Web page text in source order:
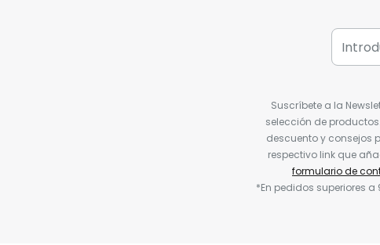
Suscríbete a la
selección de
descuento y consejos
respectivo link que
formulario de
*En pedidos superiores